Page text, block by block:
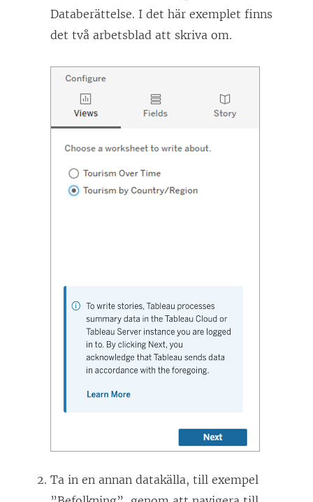
Databerättelse. I det här exemplet finns
det två arbetsblad att skriva om.
Ta in en annan datakälla, till exempel